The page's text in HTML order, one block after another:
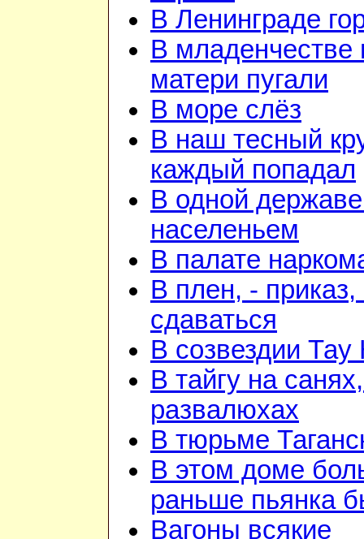
В Ленинграде
В младенчестве
матери пугали
В море слёз
В наш тесный
каждый попадал
В одной
населеньем
В палате
В плен, - приказ,
сдаваться
В созвездии Тау
В тайгу на
развалюхах
В тюрьме
В этом доме
раньше пьянка
Вагоны всякие